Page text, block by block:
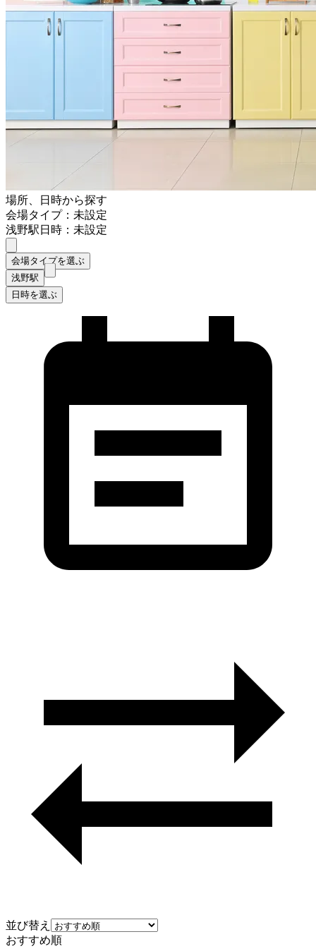
場所、日時から探す
会場タイプ：未設定
浅野駅日時：未設定
会場タイプを選ぶ
浅野駅
日時を選ぶ
並び替え
おすすめ順